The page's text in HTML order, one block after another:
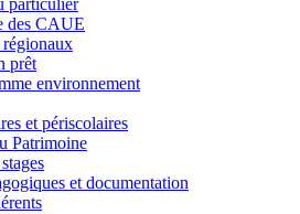
particulier
des CAUE
prêt
environnement
et périscolaires
Patrimoine
et documentation